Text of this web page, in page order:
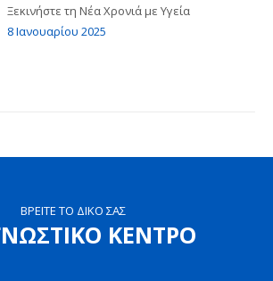
Ξεκινήστε τη Νέα Χρονιά με Υγεία
8 Ιανουαρίου 2025
ΒΡΕΙΤΕ ΤΟ ΔΙΚΟ ΣΑΣ
ΚΕΝΤΡΟ